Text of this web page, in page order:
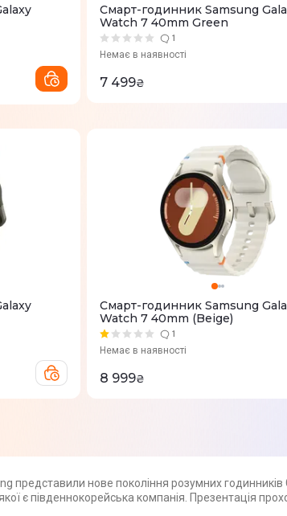
Смарт-годинник Samsung
Watch 7 40mm Green
1
Немає в наявності
7 499₴
Смарт-годинник Samsung
Watch 7 40mm (Beige)
1
Немає в наявності
8 999₴
представили нове покоління розумних
є південнокорейська компанія. Презентація